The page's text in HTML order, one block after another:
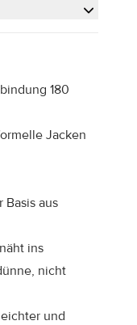
180
Jacken
Basis aus
ins
nicht
und